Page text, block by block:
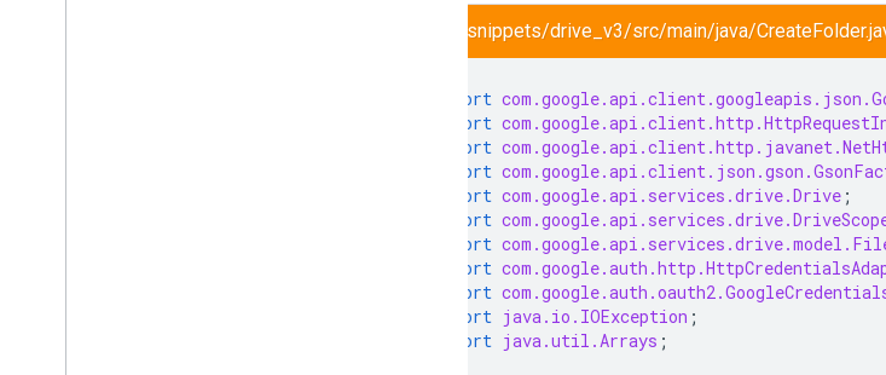
drive/snippets/drive_v3/src/main/java/
import
import
import
import
import com.google.api.services.drive.Drive ;
import
import
import
import
import java.io.IOException ;
import java.util.Arrays ;